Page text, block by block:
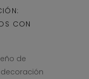
CON
de